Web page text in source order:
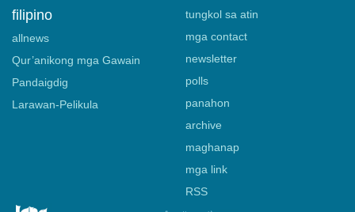
filipino
allnews
Qur’anikong mga Gawain
Pandaigdig
Larawan-Pelikula
tungkol sa atin
mga contact
newsletter
polls
panahon
archive
maghanap
mga link
RSS